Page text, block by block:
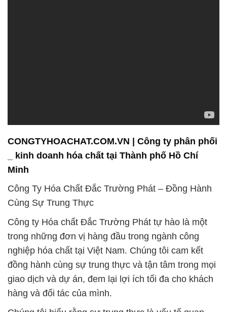
CONGTYHOACHAT.COM.VN | Công ty phân phối
_ kinh doanh hóa chất tại Thành phố Hồ Chí
Minh
Công Ty Hóa Chất Đắc Trường Phát – Đồng Hành
Cùng Sự Trung Thực
Công ty Hóa chất Đắc Trường Phát tự hào là một
trong những đơn vị hàng đầu trong ngành công
nghiệp hóa chất tại Việt Nam. Chúng tôi cam kết
đồng hành cùng sự trung thực và tận tâm trong mọi
giao dịch và dự án, đem lại lợi ích tối đa cho khách
hàng và đối tác của mình.